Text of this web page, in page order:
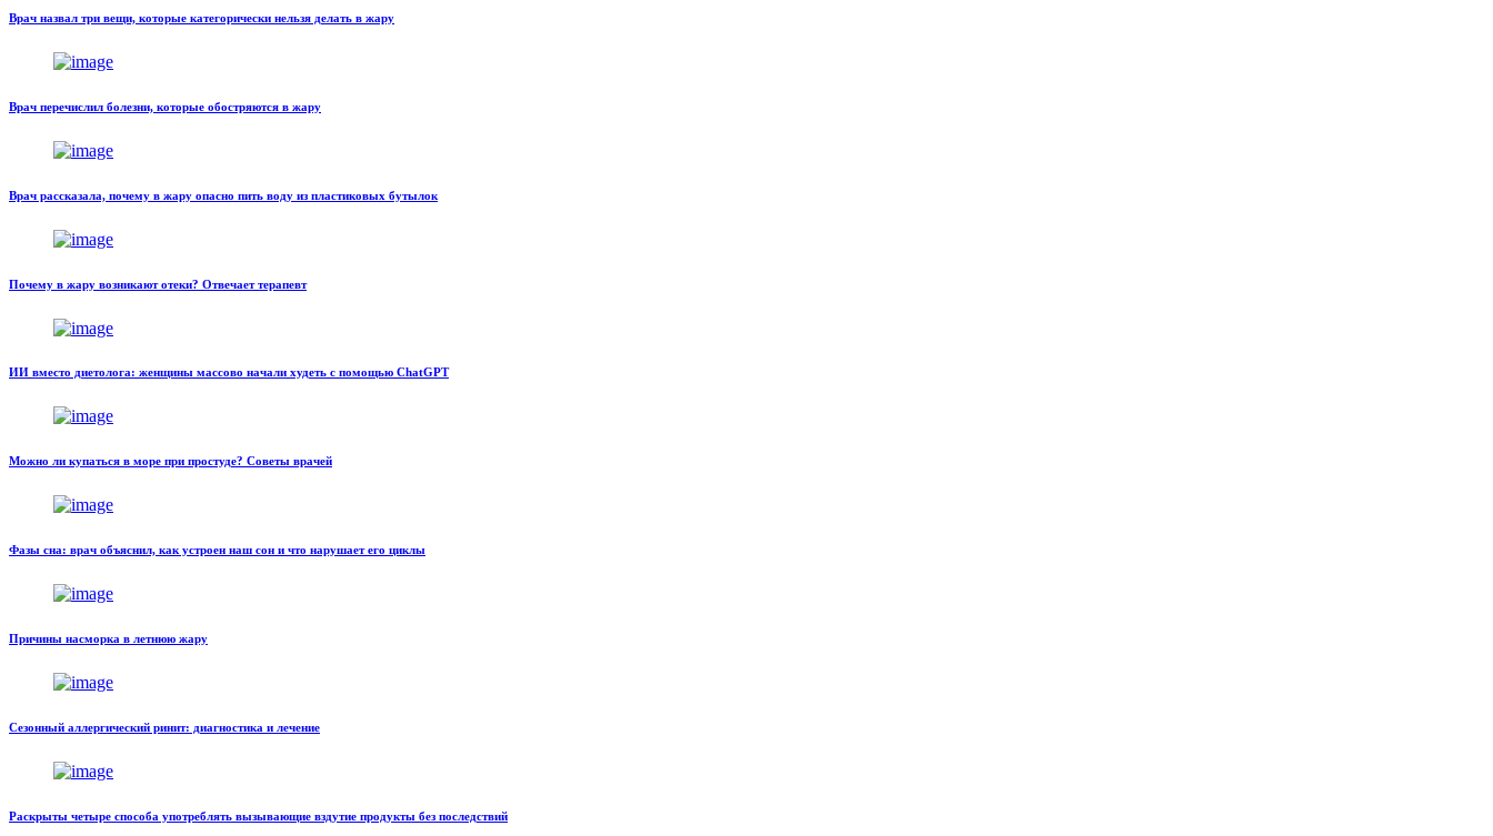
Врач назвал три вещи, которые категорически нельзя делать в жару
Врач перечислил болезни, которые обостряются в жару
Врач рассказала, почему в жару опасно пить воду из пластиковых бутылок
Почему в жару возникают отеки? Отвечает терапевт
ИИ вместо диетолога: женщины массово начали худеть с помощью ChatGPT
Можно ли купаться в море при простуде? Советы врачей
Фазы сна: врач объяснил, как устроен наш сон и что нарушает его циклы
Причины насморка в летнюю жару
Сезонный аллергический ринит: диагностика и лечение
Раскрыты четыре способа употреблять вызывающие вздутие продукты без последствий